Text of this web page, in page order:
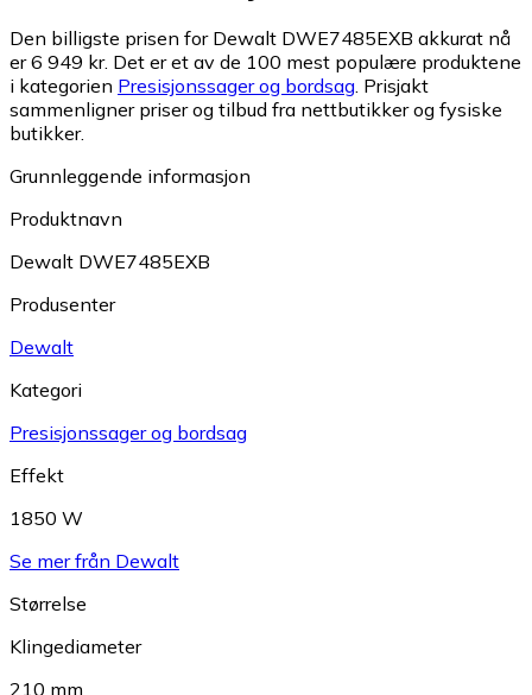
Den billigste prisen for Dewalt DWE7485EXB akkurat nå
er 6 949 kr. Det er et av de 100 mest populære produktene
i kategorien Presisjonssager og bordsag Prisjakt
sammenligner priser og tilbud fra nettbutikker og fysiske
butikker.
Grunnleggende informasjon
Produktnavn
Dewalt DWE7485EXB
Produsenter
Dewalt
Kategori
Presisjonssager og bordsag
Effekt
1850 W
Se mer från Dewalt
Størrelse
Klingediameter
210 mm